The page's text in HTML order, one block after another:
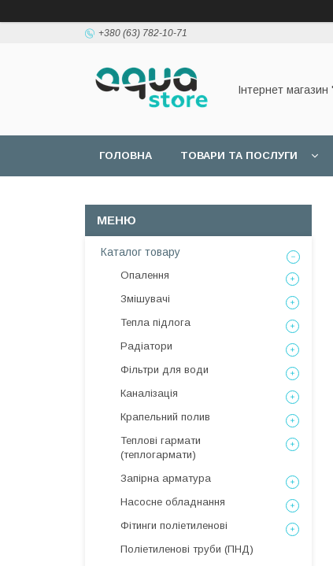
+380 (63) 782-10-71
Інтернет
ГОЛОВНА ТОВАРИ ТА ПОСЛУГИ
Каталог товару
Опалення
Змішувачі
Тепла підлога
Радіатори
Фільтри для води
Каналізація
Крапельний полив
Теплові гармати
(теплогармати)
Запірна арматура
Насосне обладнання
Фітинги поліетиленові
Поліетиленові труби (ПНД)